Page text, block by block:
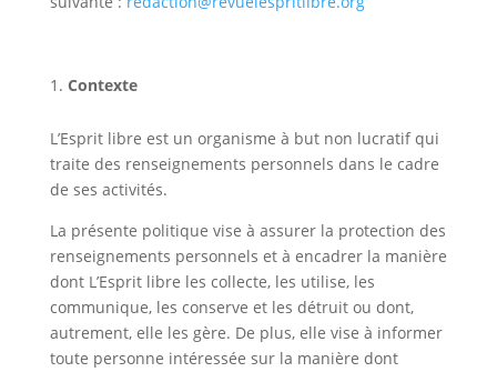
Contexte
L’Esprit libre est un organisme à but non lucratif qui
traite des renseignements personnels dans le cadre
de ses activités.
La présente politique vise à assurer la protection des
renseignements personnels et à encadrer la manière
dont L’Esprit libre les collecte, les utilise, les
communique, les conserve et les détruit ou dont,
autrement, elle les gère. De plus, elle vise à informer
toute personne intéressée sur la manière dont